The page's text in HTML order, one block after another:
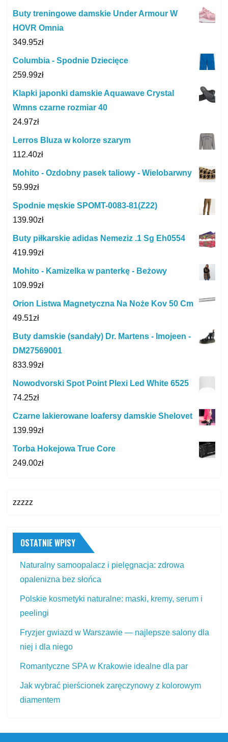
Buty treningowe damskie Under Armour W
HOVR Omnia
349.95zł
Columbia - Spodnie Dziecięce
259.99zł
Klapki japonki damskie Aquawave Crystal
Wmns czarne rozmiar 40
24.97zł
Lerros Bluza w kolorze szarym
112.40zł
Mohito - Ozdobny pasek taliowy - Wielobarwny
59.99zł
Spodnie męskie SPOMT-0083-81(Z22)
139.90zł
Buty piłkarskie adidas Nemeziz .1 Sg Eh0554
419.99zł
Mohito - Kamizelka w panterkę - Beżowy
109.99zł
Orion Listwa Magnetyczna Na Noże Kov 50 Cm
49.51zł
Buty damskie (sandały) Dr. Martens - Imojeen -
DM27569001
833.99zł
Nowodvorski Spot Point Plexi Led White 6525
74.25zł
Czarne lakierowane loafersy damskie Shelovet
139.99zł
Torba Hokejowa True Core
249.00zł
zzzzz
OSTATNIE WPISY
Naturalny samoopalacz i pielęgnacja: zdrowa
opalenizna bez słońca
Polskie kosmetyki naturalne: maski, kremy, serum i
peelingi
Fryzjer gwiazd w Warszawie — najlepsze salony dla
niej i dla niego
Romantyczne SPA w Krakowie idealne dla par
Jak wybrać pierścionek zaręczynowy z kolorowym
diamentem